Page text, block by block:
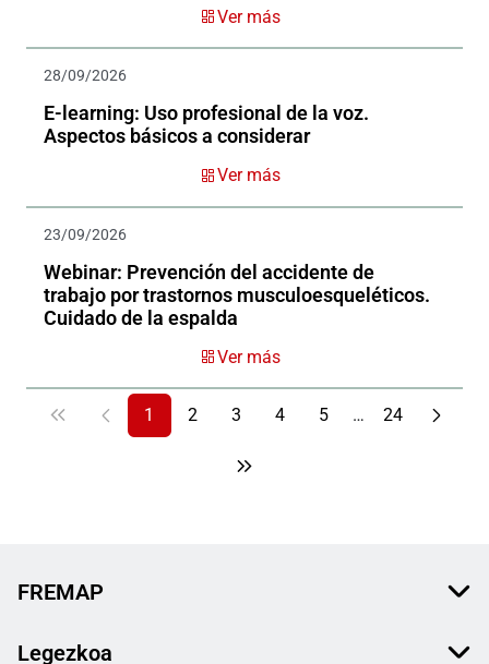
Ver más
28/09/2026
E-learning: Uso profesional de la voz.
Aspectos básicos a considerar
Ver más
23/09/2026
Webinar: Prevención del accidente de
trabajo por trastornos musculoesqueléticos.
Cuidado de la espalda
Ver más
1 2 3 4 5 … 24
FREMAP
Legezkoa